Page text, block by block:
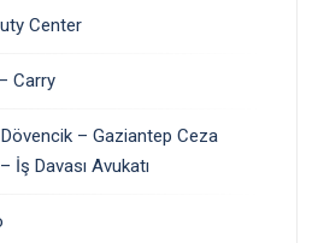
Center
Carry
– Gaziantep Ceza
İş Davası Avukatı